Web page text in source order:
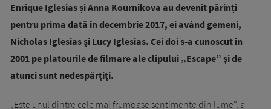
Enrique Iglesias și Anna Kournikova au devenit părinți
pentru prima dată în decembrie 2017, ei având gemeni,
Nicholas Iglesias și Lucy Iglesias. Cei doi s-a cunoscut în
2001 pe platourile de filmare ale clipului „Escape” și de
atunci sunt nedespărțiți.
„Este unul dintre cele mai frumoase sentimente din lume”, a